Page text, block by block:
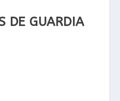
DE GUARDIA